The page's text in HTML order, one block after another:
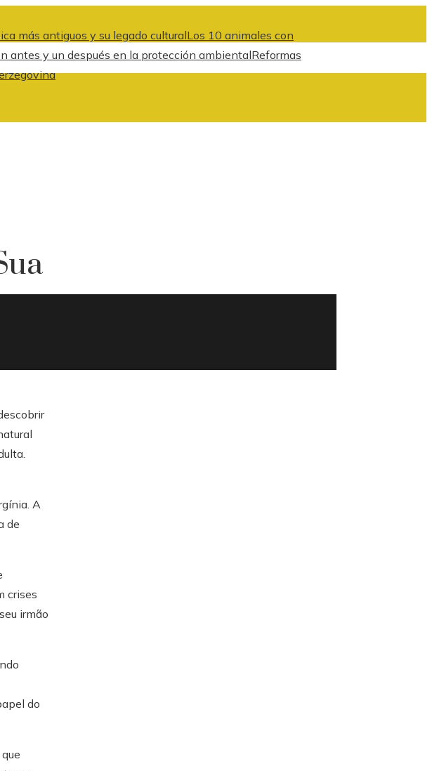
más antiguos y su legado culturalLos 10 animales con
antes y un después en la protección ambientalReformas
A
de
crises
irmão
do